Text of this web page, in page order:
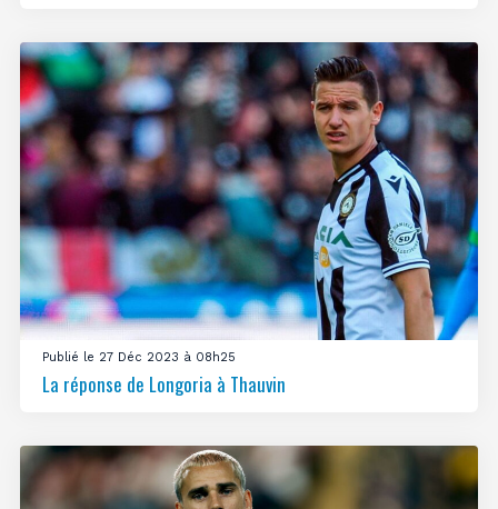
Publié le 27 Déc 2023 à 08h25
La réponse de Longoria à Thauvin